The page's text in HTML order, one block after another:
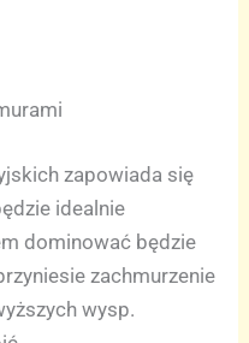
zapowiada się
idealnie
dominować będzie
zachmurzenie
wysp.